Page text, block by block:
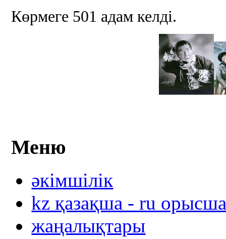
Көрмеге 501 адам келді.
Меню
әкімшілік
kz қазақша - ru
жаңалықтары